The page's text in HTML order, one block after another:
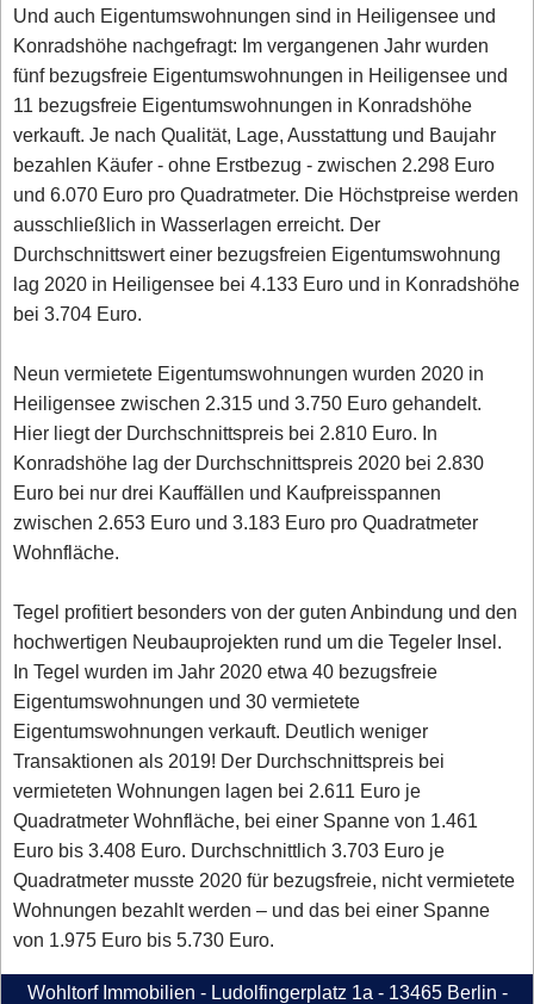
Und auch Eigentumswohnungen sind in Heiligensee und
Konradshöhe nachgefragt: Im vergangenen Jahr wurden
fünf bezugsfreie Eigentumswohnungen in Heiligensee und
11 bezugsfreie Eigentumswohnungen in Konradshöhe
verkauft. Je nach Qualität, Lage, Ausstattung und Baujahr
bezahlen Käufer - ohne Erstbezug - zwischen 2.298 Euro
und 6.070 Euro pro Quadratmeter. Die Höchstpreise werden
ausschließlich in Wasserlagen erreicht. Der
Durchschnittswert einer bezugsfreien Eigentumswohnung
lag 2020 in Heiligensee bei 4.133 Euro und in Konradshöhe
bei 3.704 Euro.
Neun vermietete Eigentumswohnungen wurden 2020 in
Heiligensee zwischen 2.315 und 3.750 Euro gehandelt.
Hier liegt der Durchschnittspreis bei 2.810 Euro. In
Konradshöhe lag der Durchschnittspreis 2020 bei 2.830
Euro bei nur drei Kauffällen und Kaufpreisspannen
zwischen 2.653 Euro und 3.183 Euro pro Quadratmeter
Wohnfläche.
Tegel profitiert besonders von der guten Anbindung und den
hochwertigen Neubauprojekten rund um die Tegeler Insel.
In Tegel wurden im Jahr 2020 etwa 40 bezugsfreie
Eigentumswohnungen und 30 vermietete
Eigentumswohnungen verkauft. Deutlich weniger
Transaktionen als 2019! Der Durchschnittspreis bei
vermieteten Wohnungen lagen bei 2.611 Euro je
Quadratmeter Wohnfläche, bei einer Spanne von 1.461
Euro bis 3.408 Euro. Durchschnittlich 3.703 Euro je
Quadratmeter musste 2020 für bezugsfreie, nicht vermietete
Wohnungen bezahlt werden – und das bei einer Spanne
von 1.975 Euro bis 5.730 Euro.
Wohltorf Immobilien - Ludolfingerplatz 1a - 13465 Berlin -